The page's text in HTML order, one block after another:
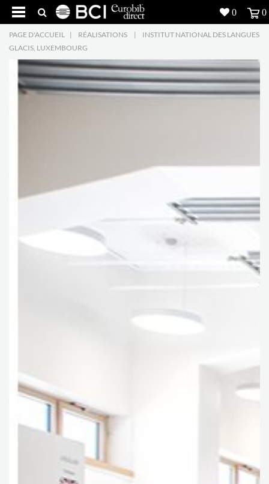
Réalisations
5
Produits
PAGE D'ACCUEIL | RÉALISATIONS |
INSTITUT NATIONAL DES LANGUES
GLACIS, LUXEMBOURG
0 0